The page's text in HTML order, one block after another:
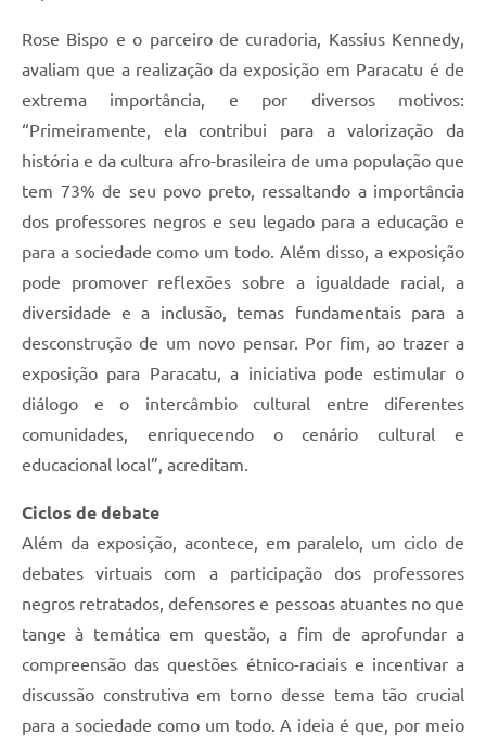
Rose Bispo e o parceiro de curadoria, Kassius Kennedy,
avaliam que a realização da exposição em Paracatu é de
extrema importância, e por diversos motivos:
“Primeiramente, ela contribui para a valorização da
história e da cultura afro-brasileira de uma população que
tem 73% de seu povo preto, ressaltando a importância
dos professores negros e seu legado para a educação e
para a sociedade como um todo. Além disso, a exposição
pode promover reflexões sobre a igualdade racial, a
diversidade e a inclusão, temas fundamentais para a
desconstrução de um novo pensar. Por fim, ao trazer a
exposição para Paracatu, a iniciativa pode estimular o
diálogo e o intercâmbio cultural entre diferentes
comunidades, enriquecendo o cenário cultural e
educacional local”, acreditam.
Ciclos de debate
Além da exposição, acontece, em paralelo, um ciclo de
debates virtuais com a participação dos professores
negros retratados, defensores e pessoas atuantes no que
tange à temática em questão, a fim de aprofundar a
compreensão das questões étnico-raciais e incentivar a
discussão construtiva em torno desse tema tão crucial
para a sociedade como um todo. A ideia é que, por meio